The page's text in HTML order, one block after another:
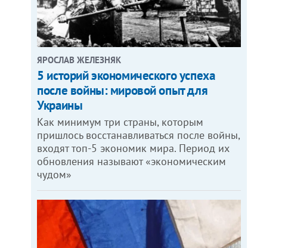
ЯРОСЛАВ ЖЕЛЕЗНЯК
5 историй экономического успеха
после войны: мировой опыт для
Украины
Как минимум три страны, которым
пришлось восстанавливаться после войны,
входят топ-5 экономик мира. Период их
обновления называют «экономическим
чудом»